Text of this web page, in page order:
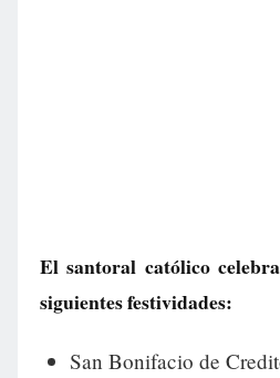
El santoral católico
siguientes festividades:
San Bonifacio de